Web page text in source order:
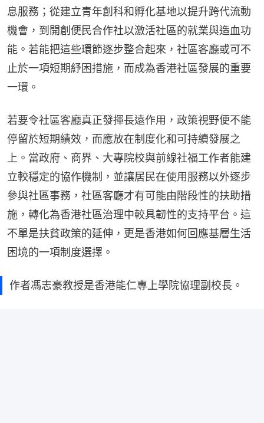
息服務；從建立青年創科和孵化基地以提升跨代流動
機會，到開創便民合作社以激活社區的就業與造血功
能。若能把這些環節逐步整合起來，社區客廳或可不
止於一項短期紓困措施，而成為香港社區發展的重要
一環。
若要令社區客廳真正發揮長遠作用，政策視野便不能
停留於短期績效，而應放在制度化和可持續發展之
上。當政府、商界、大專院校與前線社福工作者能建
立較穩定的協作機制，並讓居民在使用服務以外逐步
參與社區事務，社區客廳才有可能由階段性的扶助措
施，轉化為香港社區治理中較具韌性的支持平台。這
不單是扶貧政策的延伸，更是香港如何回應基層生活
困境的一項制度選擇。
作者馮志豪教授是香港能仁專上學院協理副校長。